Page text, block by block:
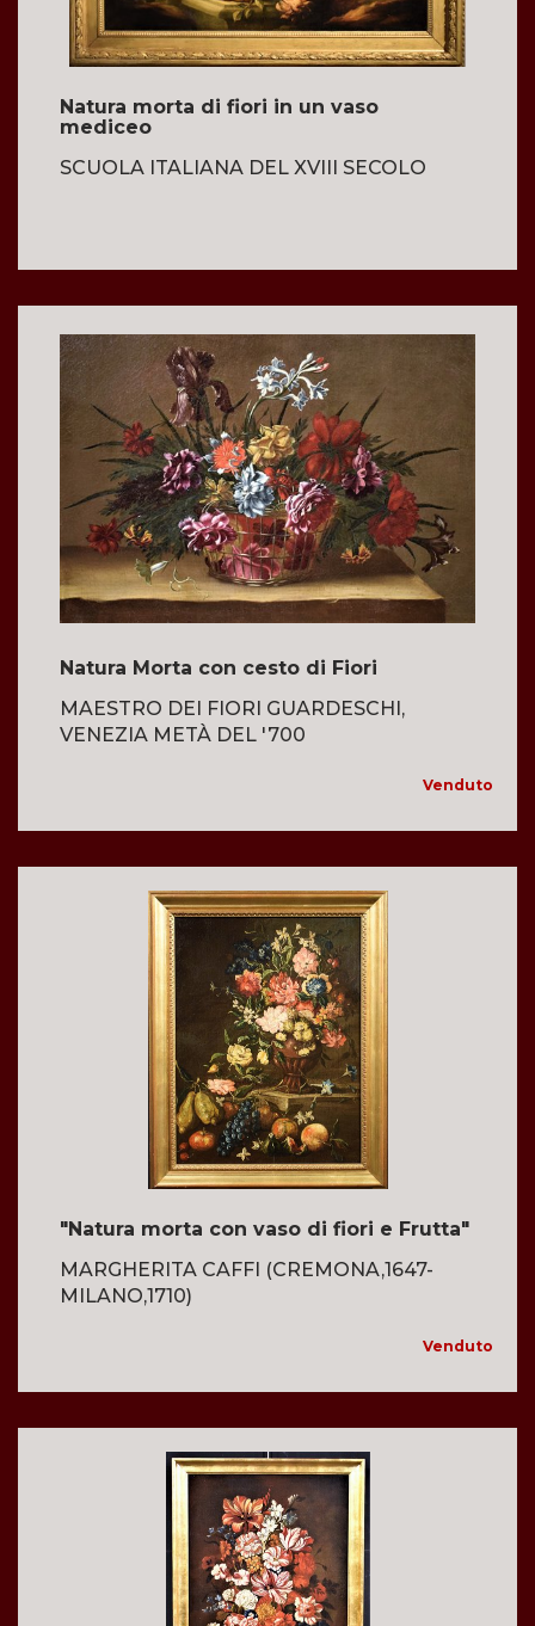
Natura morta di fiori in un vaso
mediceo
SCUOLA ITALIANA DEL XVIII SECOLO
Natura Morta con cesto di Fiori
MAESTRO DEI FIORI GUARDESCHI,
VENEZIA METÀ DEL '700
Venduto
"Natura morta con vaso di fiori e Frutta"
MARGHERITA CAFFI (CREMONA,1647-
MILANO,1710)
Venduto